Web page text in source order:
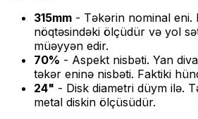
315mm - Təkərin nominal eni.
nöqtəsindəki ölçüdür və yol
müəyyən edir.
70% - Aspekt nisbəti. Yan
təkər eninə nisbəti. Faktiki
24" - Disk diametri düym ilə.
metal diskin ölçüsüdür.